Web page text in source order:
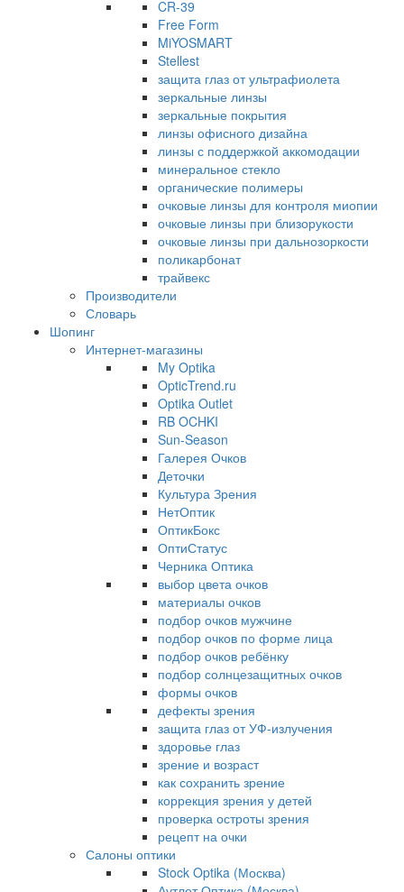
CR-39
Free Form
MiYOSMART
Stellest
защита глаз от ультрафиолета
зеркальные линзы
зеркальные покрытия
линзы офисного дизайна
линзы с поддержкой аккомодации
минеральное стекло
органические полимеры
очковые линзы для контроля миопии
очковые линзы при близорукости
очковые линзы при дальнозоркости
поликарбонат
трайвекс
Производители
Словарь
Шопинг
Интернет-магазины
My Optika
OpticTrend.ru
Optika Outlet
RB OCHKI
Sun-Season
Галерея Очков
Деточки
Культура Зрения
НетОптик
ОптикБокс
ОптиСтатус
Черника Оптика
выбор цвета очков
материалы очков
подбор очков мужчине
подбор очков по форме лица
подбор очков ребёнку
подбор солнцезащитных очков
формы очков
дефекты зрения
защита глаз от УФ-излучения
здоровье глаз
зрение и возраст
как сохранить зрение
коррекция зрения у детей
проверка остроты зрения
рецепт на очки
Салоны оптики
Stock Optika (Москва)